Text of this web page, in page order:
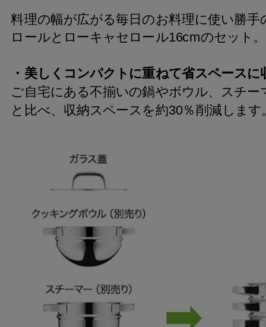
料理の幅が広がる毎日のお料理に使い勝手
ロールとローキャセロール16cmのセット。
・美しくコンパクトに重ねて省スペースに
ご自宅にある不揃いの鍋やボウル、スチー
と比べ、収納スペースを約30％削減します